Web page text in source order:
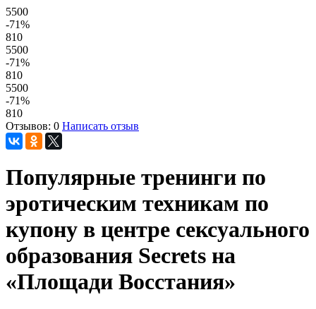
5500
-71%
810
5500
-71%
810
5500
-71%
810
Отзывов: 0 Написать отзыв
Популярные тренинги по
эротическим техникам по
купону в центре сексуального
образования Secrets на
«Площади Восстания»